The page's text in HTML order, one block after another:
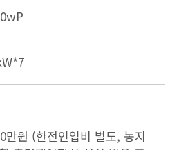
만원 (한전인입비 별도, 농지